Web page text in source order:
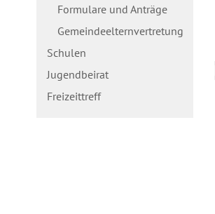
Formulare und Anträge
Gemeindeelternvertretung
Schulen
Jugendbeirat
Freizeittreff